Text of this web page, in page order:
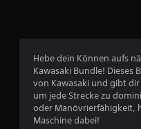
Hebe dein Können aufs
Kawasaki Bundle! Dieses
von Kawasaki und gibt
um jede Strecke zu
oder Manövrierfähigkeit,
Maschine dabei!